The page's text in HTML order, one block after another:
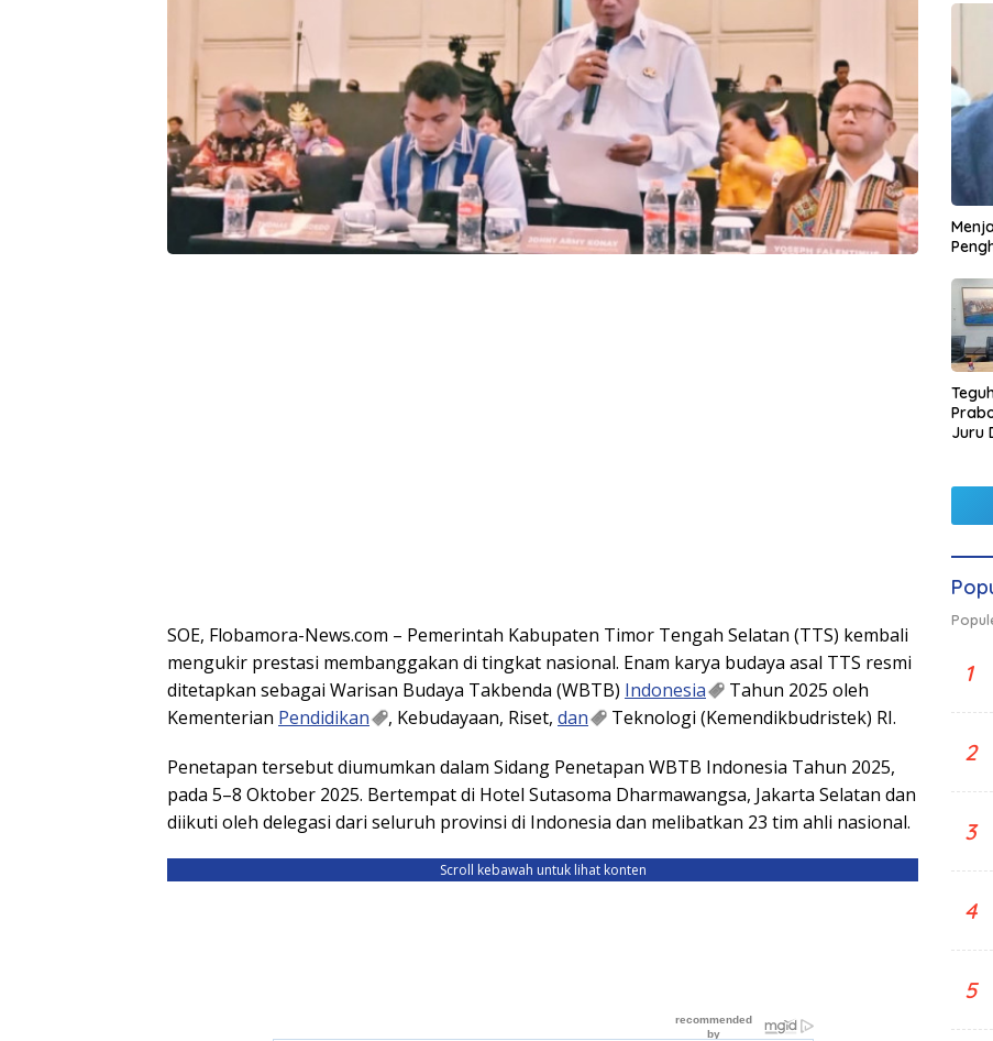
SOE, Flobamora-News.com – Pemerintah Kabupaten Timor Tengah Selatan (TTS) kembali
mengukir prestasi membanggakan di tingkat nasional. Enam karya budaya asal TTS resmi
ditetapkan sebagai Warisan Budaya Takbenda (WBTB) Indonesia
Tahun 2025 oleh
Kementerian Pendidikan , Kebudayaan, Riset, dan Teknologi (Kemendikbudristek) RI.
Penetapan tersebut diumumkan dalam Sidang Penetapan WBTB Indonesia Tahun 2025,
pada 5–8 Oktober 2025. Bertempat di Hotel Sutasoma Dharmawangsa, Jakarta Selatan dan
diikuti oleh delegasi dari seluruh provinsi di Indonesia dan melibatkan 23 tim ahli nasional.
Scroll kebawah untuk lihat konten
Juru
1
2
3
4
5